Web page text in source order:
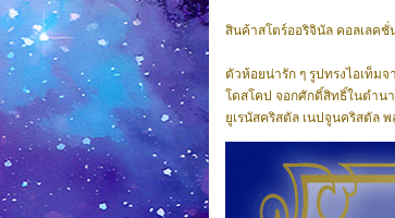
สินค้าสโตร์ออริจินัล คอลเลค
ตัวห้อยน่ารัก ๆ รูปทรงไอเท็ม
โดสโคป จอกศักดิ์สิทธิ์ในตำน
ยูเรนัสคริสตัล เนปจูนคริสตัล